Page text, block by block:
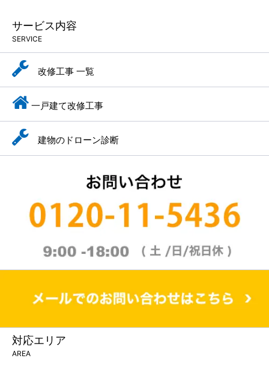
サービス内容
SERVICE
改修工事 一覧
一戸建て改修工事
建物のドローン診断
対応エリア
AREA